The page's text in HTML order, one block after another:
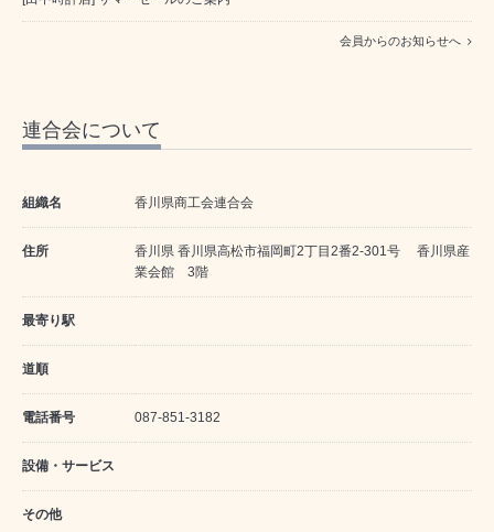
会員からのお知らせへ
連合会について
組織名 香川県商工会連合会
住所
香川県 香川県高松市福岡町2丁目2番2-301号 香川県産
業会館 3階
最寄り駅
道順
電話番号 087-851-3182
設備・サービス
その他